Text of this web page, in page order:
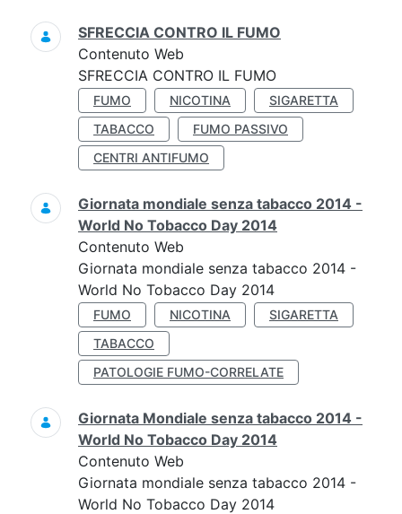
SFRECCIA CONTRO IL FUMO
Contenuto Web
SFRECCIA CONTRO IL FUMO
FUMO NICOTINA
SIGARETTA
TABACCO
FUMO PASSIVO
CENTRI ANTIFUMO
Giornata mondiale senza tabacco 2014 -
World No Tobacco Day 2014
Contenuto Web
Giornata mondiale senza tabacco 2014 -
World No Tobacco Day 2014
FUMO NICOTINA
SIGARETTA
TABACCO
PATOLOGIE FUMO-CORRELATE
Giornata Mondiale senza tabacco 2014 -
World No Tobacco Day 2014
Contenuto Web
Giornata mondiale senza tabacco 2014 -
World No Tobacco Day 2014